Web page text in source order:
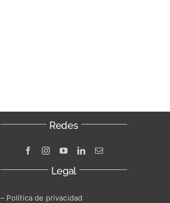
Redes
Legal
– Política de privacidad